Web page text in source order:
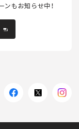
もお知らせ中！